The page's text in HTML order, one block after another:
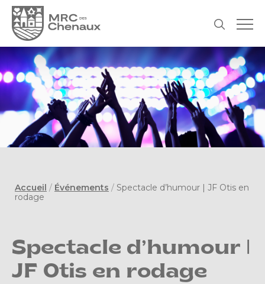
Accueil / Événements / Spectacle d’humour | JF Otis en
rodage
Spectacle d’humour |
JF Otis en rodage